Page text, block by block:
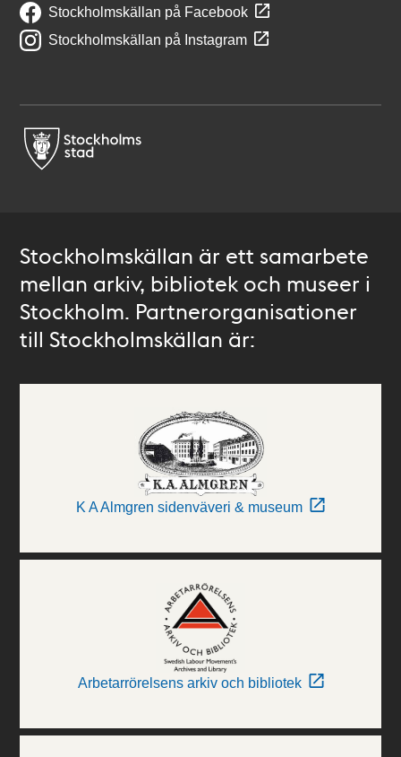
Stockholmskällan på Facebook
Stockholmskällan på Instagram
Stockholmskällan är ett samarbete
mellan arkiv, bibliotek och museer i
Stockholm. Partnerorganisationer
till Stockholmskällan är:
K A Almgren sidenväveri & museum
Arbetarrörelsens arkiv och bibliotek